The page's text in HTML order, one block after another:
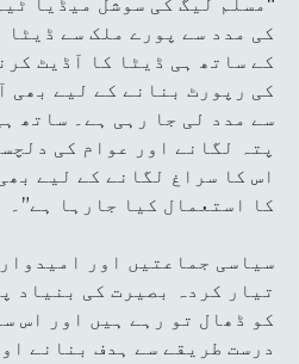
کی مدد سے پورے ملک سے
کے ساتھ ہی ڈیٹا کا آڈیٹ
کی رپورٹ بنانے کے لیے بھی
سے مدد لی جا رہی ہے۔ ساتھ
پتہ لگانے اور عوام کی
اس کا سراغ لگانے کے لیے
کا استعمال کیا جارہا ہے”۔
سیاسی جماعتیں اور
تیار کردہ بصیرت کی بنیاد
کو ڈھال تو رہے ہیں اور اس
درست طریقے سے ہدف بنانے